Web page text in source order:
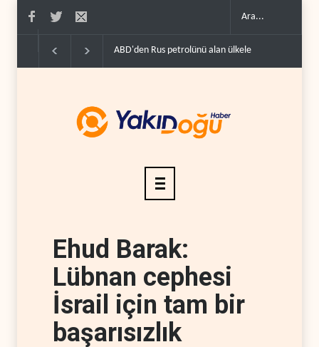
ABD'den Rus petrolünü alan ülkelere yüzde 100'e
Ehud Barak:
Lübnan cephesi
İsrail için tam bir
başarısızlık